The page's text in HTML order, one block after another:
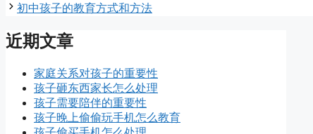
初中孩子的教育方式和方法
近期文章
家庭关系对孩子的重要性
孩子砸东西家长怎么处理
孩子需要陪伴的重要性
孩子晚上偷偷玩手机怎么教育